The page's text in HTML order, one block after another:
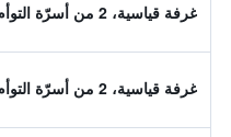
غرفة قياسية، 2 من أسرّة التوأم
غرفة قياسية، 2 من أسرّة التوأم